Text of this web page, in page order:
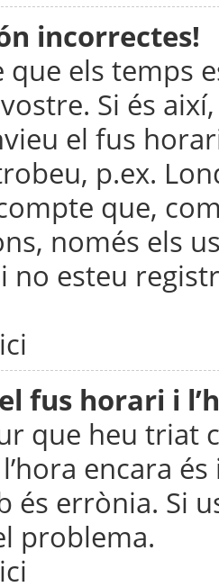
incorrectes!
que els temps
Si és
el fus
p.ex.
que,
només els
no esteu
fus horari i
que heu triat
encara
és errònia. Si
problema.